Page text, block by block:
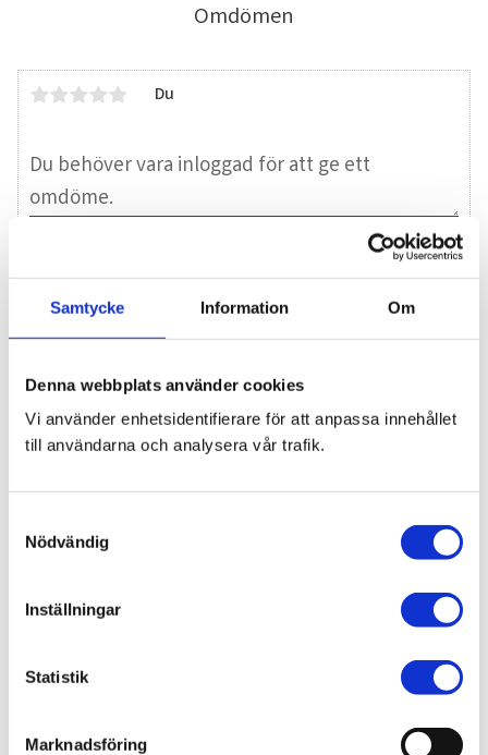
Samtycke Information Om
Denna webbplats använder cookies
Vi använder enhetsidentifierare för att anpassa innehållet
till användarna och analysera vår trafik.
Nödvändig
Inställningar
Statistik
Marknadsföring
Omdömen
Du
Bli den första att lämna ett omdöme.
Blogg
7 juni 2026
Bläckfisk – en favorit i det asiatiska
Thailändska snabbnudlar utan